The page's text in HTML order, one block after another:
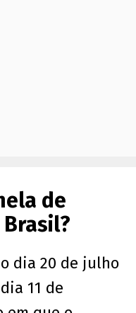
de
dia 20 de julho
11 de